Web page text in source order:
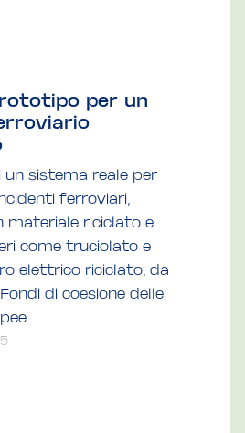
per un
un sistema reale per
ferroviari,
materiale riciclato e
come truciolato e
elettrico riciclato, da
di coesione delle